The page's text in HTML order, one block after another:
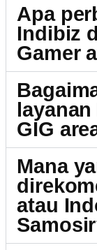
Apa
Indibiz
Gamer
GIG
Mana
atau